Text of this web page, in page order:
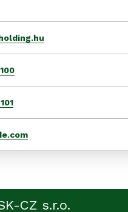
CZ s.r.o.